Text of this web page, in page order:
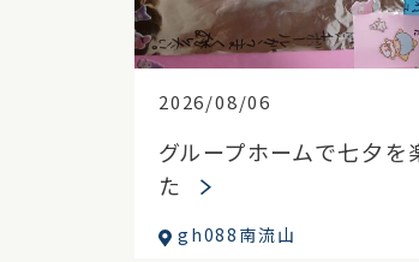
2026/08/06
グループホームで七夕を
た
gh088南流山